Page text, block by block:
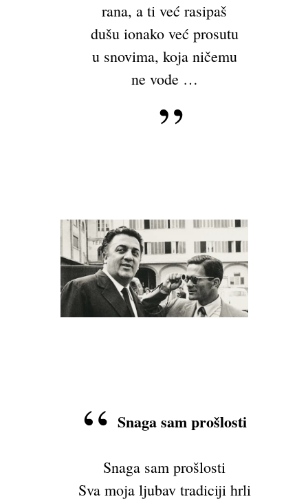
rana, a ti već rasipaš
dušu ionako već prosutu
u snovima, koja ničemu
ne vode …
Snagasam prošlosti
Snaga sam prošlosti
Sva moja ljubav tradiciji hrli